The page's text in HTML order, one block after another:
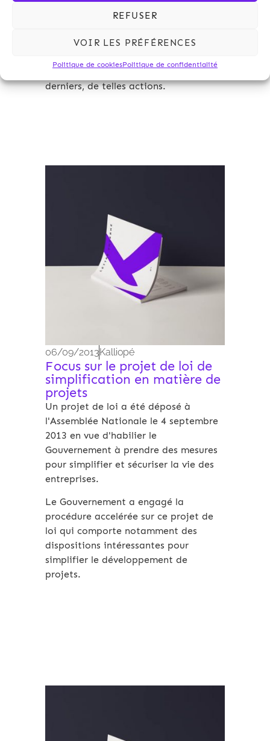
REFUSER
VOIR LES PRÉFÉRENCES
Politique de cookiesPolitique de confidentialité
matériels), qui vont entraver sa mise
faible mobilisation des instances
défendre le droit d'initier, pour ces
derniers, de telles actions.
06/09/2013Kalliopé
Focus sur le projet de loi de
simplification en matière de
projets
Un projet de loi a été déposé à
l'Assemblée Nationale le 4 septembre
2013 en vue d'habilier le
Gouvernement à prendre des mesures
pour simplifier et sécuriser la vie des
entreprises.
Le Gouvernement a engagé la
procédure accelérée sur ce projet de
loi qui comporte notamment des
dispositions intéressantes pour
simplifier le développement de
projets.